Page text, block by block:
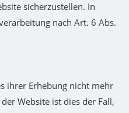
sicherzustellen. In
nach Art. 6 Abs.
ihrer Erhebung nicht mehr
Website ist dies der Fall,